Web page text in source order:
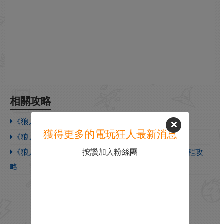
相關攻略
《狼人之末日怒吼：地靈之血》遊戲特色內容介紹
《狼人之末日怒吼：地靈之血》遊戲配置要求一覽
《狼人之末日怒吼：地血》圖文攻略 通關潛入全流程攻
略
獲得更多的電玩狂人最新消息
按讚加入粉絲團